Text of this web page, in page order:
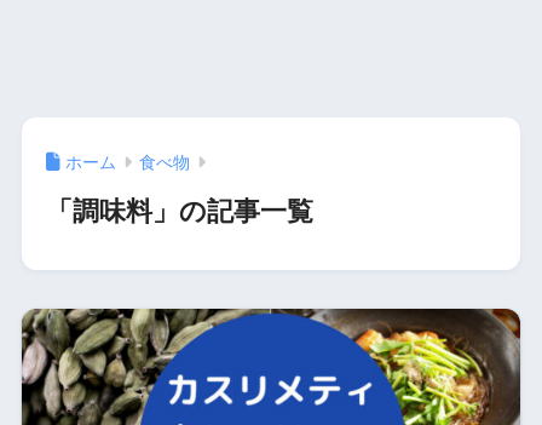
ホーム 食べ物
「調味料」の記事一覧